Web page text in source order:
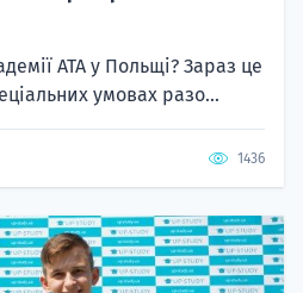
ATA у Польщі? Зараз це
умовах разо...
1436